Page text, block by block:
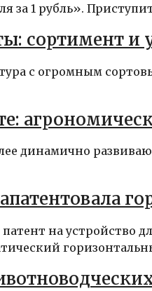
за 1 рубль».
сортимент и
с огромным
динамично
на устройство